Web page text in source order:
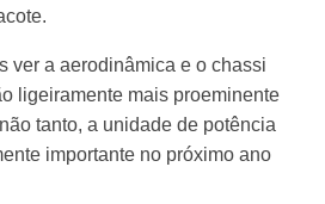
ver a aerodinâmica e o chassi
ligeiramente mais proeminente
tanto, a unidade de potência
importante no próximo ano